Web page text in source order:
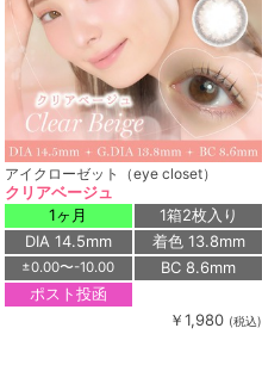
アイクローゼット（eye closet）
クリアベージュ
1ヶ月
1箱2枚入り
DIA 14.5mm
着色 13.8mm
±0.00〜-10.00
BC 8.6mm
ポスト投函
￥1,980 (税込)